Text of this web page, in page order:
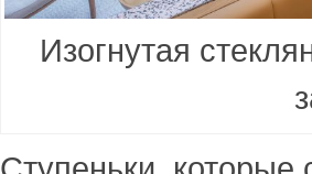
Изогнутая